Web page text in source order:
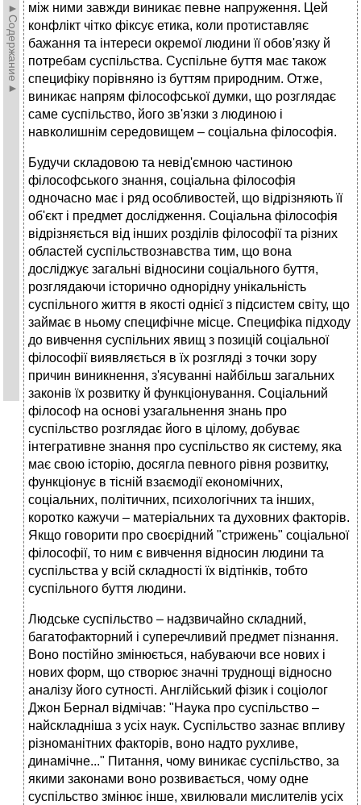
►Содержание►
між ними завжди виникає певне напруження. Цей
конфлікт чітко фіксує етика, коли протиставляє
бажання та інтереси окремої людини її обов'язку й
потребам суспільства. Суспільне буття має також
специфіку порівняно із буттям природним. Отже,
виникає напрям філософської думки, що розглядає
саме суспільство, його зв'язки з людиною і
навколишнім середовищем – соціальна філософія.
Будучи складовою та невід'ємною частиною
філософського знання, соціальна філософія
одночасно має і ряд особливостей, що відрізняють її
об'єкт і предмет дослідження. Соціальна філософія
відрізняється від інших розділів філософії та різних
областей суспільствознавства тим, що вона
досліджує загальні відносини соціального буття,
розглядаючи історично однорідну унікальність
суспільного життя в якості однієї з підсистем світу, що
займає в ньому специфічне місце. Специфіка підходу
до вивчення суспільних явищ з позицій соціальної
філософії виявляється в їх розгляді з точки зору
причин виникнення, з'ясуванні найбільш загальних
законів їх розвитку й функціонування. Соціальний
філософ на основі узагальнення знань про
суспільство розглядає його в цілому, добуває
інтегративне знання про суспільство як систему, яка
має свою історію, досягла певного рівня розвитку,
функціонує в тісній взаємодії економічних,
соціальних, політичних, психологічних та інших,
коротко кажучи – матеріальних та духовних факторів.
Якщо говорити про своєрідний "стрижень" соціальної
філософії, то ним є вивчення відносин людини та
суспільства у всій складності їх відтінків, тобто
суспільного буття людини.
Людське суспільство – надзвичайно складний,
багатофакторний і суперечливий предмет пізнання.
Воно постійно змінюється, набуваючи все нових і
нових форм, що створює значні труднощі відносно
аналізу його сутності. Англійський фізик і соціолог
Джон Бернал відмічав: "Наука про суспільство –
найскладніша з усіх наук. Суспільство зазнає впливу
різноманітних факторів, воно надто рухливе,
динамічне..." Питання, чому виникає суспільство, за
якими законами воно розвивається, чому одне
суспільство змінює інше, хвилювали мислителів усіх